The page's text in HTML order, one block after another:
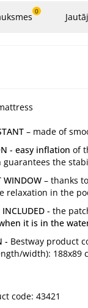
0
– made of
- easy inflation of
guarantees the
WINDOW – thanks
relaxation in the
INCLUDED - the
it is in the
- Bestway product
width): 188x89
code: 43421